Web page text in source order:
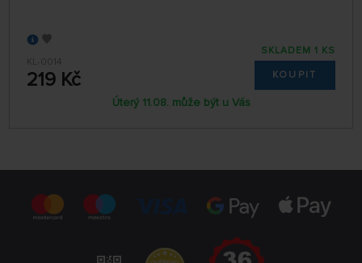
KL-0014
219 Kč
SKLADEM 1 KS
KOUPIT
Úterý 11.08. může být u Vás